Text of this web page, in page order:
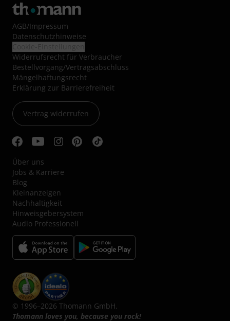
AGB/Impressum
Datenschutzhinweise
Widerrufsrecht für Verbraucher
Bestellvorgang/Vertragsabschluss
Mängelhaftungsrecht
Erklärung zur Barrierefreiheit
Vertrag widerrufen
Über uns
Jobs & Karriere
Blog
Kleinanzeigen
Nachhaltigkeit
Hinweisgebersystem
Audio Professionell
© 1996–2026 Thomann GmbH.
Thomann loves you, because you rock!